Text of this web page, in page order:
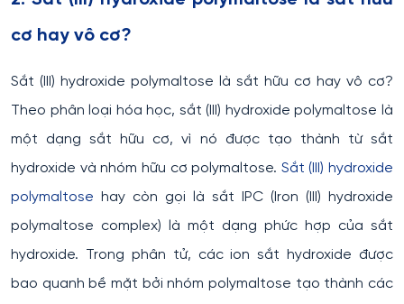
cơ hay vô cơ?
Sắt (III) hydroxide polymaltose là sắt hữu cơ hay vô cơ?
Theo phân loại hóa học, sắt (III) hydroxide polymaltose là
một dạng sắt hữu cơ, vì nó được tạo thành từ sắt
hydroxide và nhóm hữu cơ polymaltose. Sắt (III) hydroxide
polymaltose hay còn gọi là sắt IPC (Iron (III) hydroxide
polymaltose complex) là một dạng phức hợp của sắt
hydroxide. Trong phân tử, các ion sắt hydroxide được
bao quanh bề mặt bởi nhóm polymaltose tạo thành các